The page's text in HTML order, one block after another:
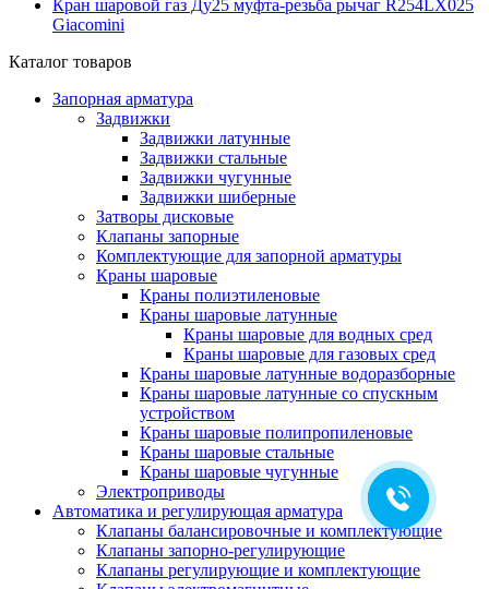
Кран шаровой газ Ду25 муфта-резьба рычаг R254LX025
Giacomini
Каталог товаров
Запорная арматура
Задвижки
Задвижки латунные
Задвижки стальные
Задвижки чугунные
Задвижки шиберные
Затворы дисковые
Клапаны запорные
Комплектующие для запорной арматуры
Краны шаровые
Краны полиэтиленовые
Краны шаровые латунные
Краны шаровые для водных сред
Краны шаровые для газовых сред
Краны шаровые латунные водоразборные
Краны шаровые латунные со спускным
устройством
Краны шаровые полипропиленовые
Краны шаровые стальные
Краны шаровые чугунные
Электроприводы
Автоматика и регулирующая арматура
Клапаны балансировочные и комплектующие
Клапаны запорно-регулирующие
Клапаны регулирующие и комплектующие